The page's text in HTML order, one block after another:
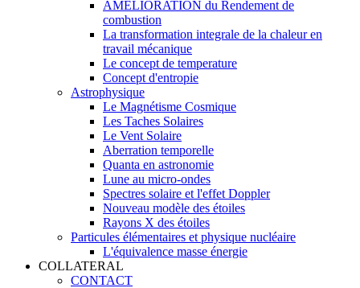
AMÉLIORATION du Rendement de
combustion
La transformation integrale de la chaleur en
travail mécanique
Le concept de temperature
Concept d'entropie
Astrophysique
Le Magnétisme Cosmique
Les Taches Solaires
Le Vent Solaire
Aberration temporelle
Quanta en astronomie
Lune au micro-ondes
Spectres solaire et l'effet Doppler
Nouveau modèle des étoiles
Rayons X des étoiles
Particules élémentaires et physique nucléaire
L'équivalence masse énergie
COLLATERAL
CONTACT